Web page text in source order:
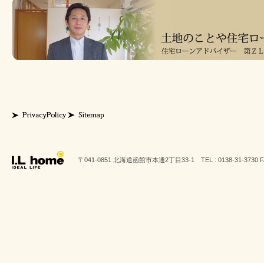
〒041-0851 北海道函館市本通2丁目33-1 TEL : 0138-31-3730